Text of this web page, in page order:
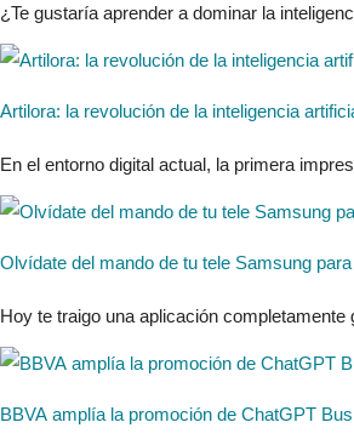
¿Te gustaría aprender a dominar la
Artilora: la revolución de la inteligencia
En el entorno digital actual, la primera
Olvídate del mando de tu tele Samsung
Hoy te traigo una aplicación
BBVA amplía la promoción de ChatGPT